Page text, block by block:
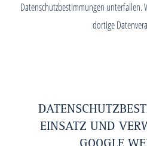
Datenschutzbestimmungen unterfallen.
dortige
EINSATZ UND